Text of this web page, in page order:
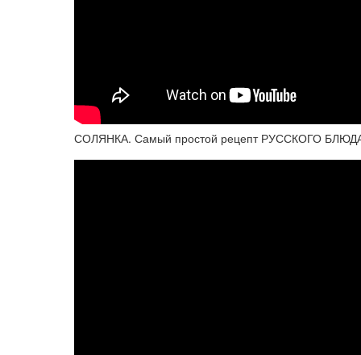
СОЛЯНКА. Самый простой рецепт РУССКОГО БЛЮДА!